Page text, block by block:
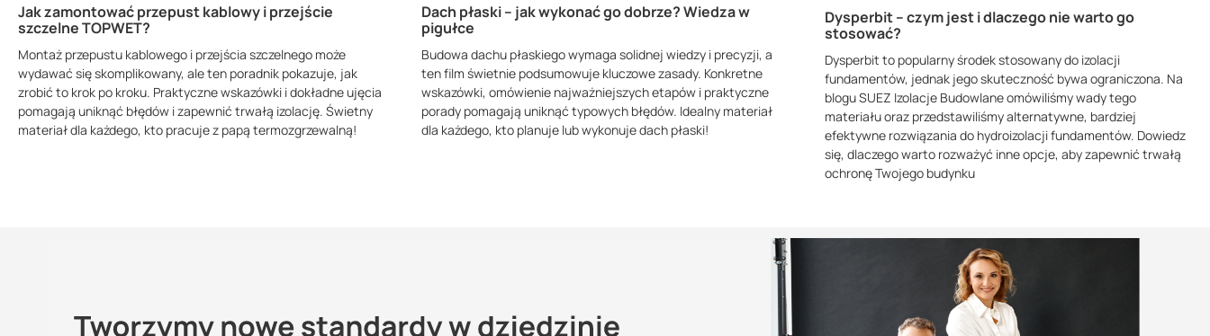
Jak zamontować przepust kablowy i przejście
szczelne TOPWET?
Montaż przepustu kablowego i przejścia szczelnego może
wydawać się skomplikowany, ale ten poradnik pokazuje, jak
zrobić to krok po kroku. Praktyczne wskazówki i dokładne ujęcia
pomagają uniknąć błędów i zapewnić trwałą izolację. Świetny
materiał dla każdego, kto pracuje z papą termozgrzewalną!
Dach płaski – jak wykonać go dobrze? Wiedza w
pigułce
Budowa dachu płaskiego wymaga solidnej wiedzy i precyzji, a
ten film świetnie podsumowuje kluczowe zasady. Konkretne
wskazówki, omówienie najważniejszych etapów i praktyczne
porady pomagają uniknąć typowych błędów. Idealny materiał
dla każdego, kto planuje lub wykonuje dach płaski!
Dysperbit – czym jest i dlaczego nie warto go
stosować?
Dysperbit to popularny środek stosowany do izolacji
fundamentów, jednak jego skuteczność bywa ograniczona. Na
blogu SUEZ Izolacje Budowlane omówiliśmy wady tego
materiału oraz przedstawiliśmy alternatywne, bardziej
efektywne rozwiązania do hydroizolacji fundamentów. Dowiedz
się, dlaczego warto rozważyć inne opcje, aby zapewnić trwałą
ochronę Twojego budynku